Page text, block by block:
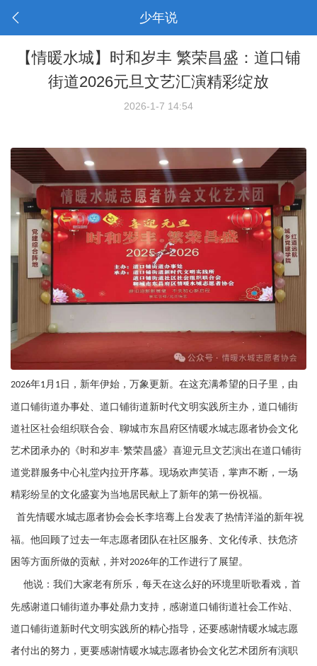
少年说
【情暖水城】时和岁丰 繁荣昌盛：道口铺
街道2026元旦文艺汇演精彩绽放
2026-1-7 14:54
2026年1 月 1日，新年伊始，万象更新。在这充满希望的日子里，由
道口铺街道办事处、道口铺街道新时代文明实践所主办，道口铺街
道社区社会组织联合会、聊城市东昌府区情暖水城志愿者协会文化
艺术团承办的《时和岁丰·繁荣昌盛》喜迎元旦文艺演出在道口铺街
道党群服务中心礼堂内拉开序幕。现场欢声笑语，掌声不断，一场
精彩纷呈的文化盛宴为当地居民献上了新年的第一份祝福。
首先情暖水城志愿者协会会长李培骞上台发表了热情洋溢的新年祝
福。他回顾了过去一年志愿者团队在社区服务、文化传承、扶危济
困等方面所做的贡献，并对2026年的工作进行了展望。
他说：我们大家老有所乐，每天在这么好的环境里听歌看戏，首
先感谢道口铺街道办事处鼎力支持，感谢道口铺街道社会工作站、
道口铺街道新时代文明实践所的精心指导，还要感谢情暖水城志愿
者付出的努力，更要感谢情暖水城志愿者协会文化艺术团所有演职